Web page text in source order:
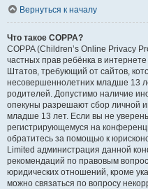
Вернуться к началу
Что такое COPPA?
COPPA (Children’s Online Privacy
частных прав ребёнка в
Штатов, требующий от сайтов,
несовершеннолетних младше 13
родителей. Допустимо наличие
опекуны разрешают сбор личной
младше 13 лет. Если вы не
регистрирующемуся на
обратитесь за помощью к
Limited администрация данной
рекомендаций по правовым
юридических отношений, кроме
можно связаться по вопросу